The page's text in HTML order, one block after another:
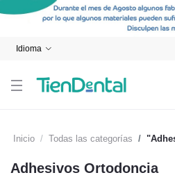
Idioma
Inicio Todas las categorías
Adhesivos Ortodoncia